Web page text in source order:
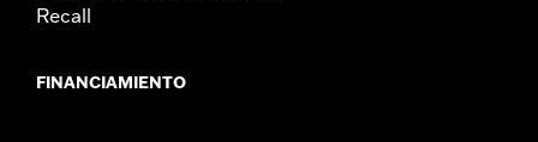
Recall
FINANCIAMIENTO